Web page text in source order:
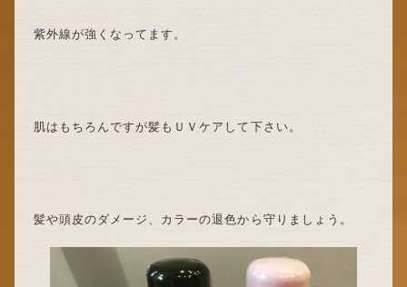
紫外線が強くなってます。
肌はもちろんですが髪もＵＶケアして下さい。
髪や頭皮のダメージ、カラーの退色から守りましょう。